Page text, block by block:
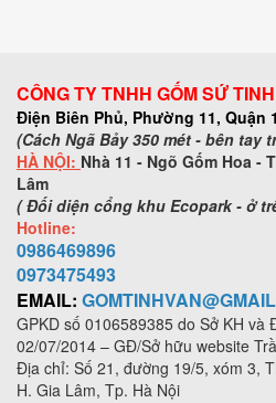
CÔNG TY TNHH GỐM SỨ
Điện Biên Phủ, Phường 11, Quận
(Cách Ngã Bảy 350 mét - bên tay
HÀ NỘI: Nhà 11 - Ngõ Gốm Hoa -
Lâm
( Đối diện cổng khu Ecopark - ở
Hotline:
0986469896
0973475493
EMAIL:
GPKD số 0106589385 do Sở KH và
02/07/2014 – GĐ/Sở hữu website
Địa chỉ: Số 21, đường 19/5, xóm 3,
H. Gia Lâm, Tp. Hà Nội